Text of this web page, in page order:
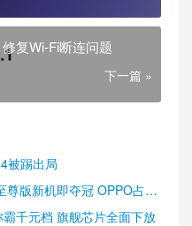
复Wi-Fi断连问题
下一篇 »
被踢出局
版新机即夺冠 OPPO占据
千元档 旗舰芯片全面下放